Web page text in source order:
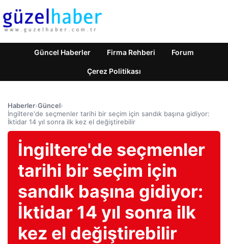
Güncel Haberler Firma Rehberi Forum
Çerez Politikası
Haberler›Güncel›
İngiltere'de seçmenler tarihi bir seçim için sandık başına gidiyor:
İktidar 14 yıl sonra ilk kez el değiştirebilir
İngiltere'de seçmenler
tarihi bir seçim için
sandık başına gidiyor:
İktidar 14 yıl sonra ilk
kez el değiştirebilir